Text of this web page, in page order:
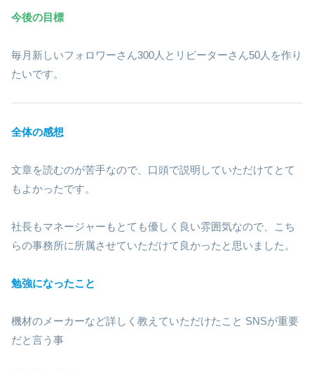
今後の目標
毎月新しいフォロワーさん300人とリピーターさん50人を作り
たいです。
全体の感想
文章を読むのが苦手なので、口頭で説明していただけてとて
もよかったです。
社長もマネージャーもとても優しく良い雰囲気なので、こち
らの事務所に所属させていただけて良かったと思いました。
勉強になったこと
機材のメーカーなど詳しく教えていただけたこと SNSが重要
だと言う事